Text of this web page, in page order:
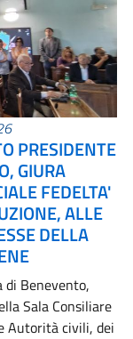
PRESIDENTE
GIURA
FEDELTA'
ALLE
DELLA
di Benevento,
Sala Consiliare
Autorità civili, dei